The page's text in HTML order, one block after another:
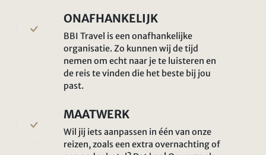
ONAFHANKELIJK
BBI Travel is een onafhankelijke
organisatie. Zo kunnen wij de tijd
nemen om echt naar je te luisteren en
de reis te vinden die het beste bij jou
past.
MAATWERK
Wil jij iets aanpassen in één van onze
reizen, zoals een extra overnachting of